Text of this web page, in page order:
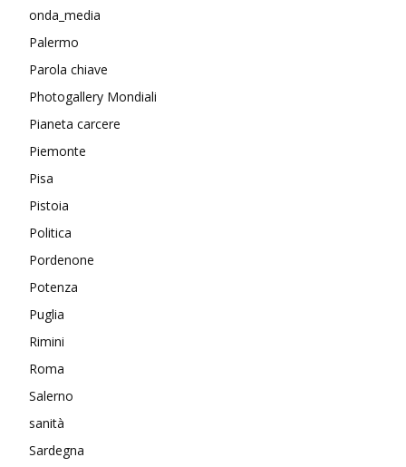
onda_media
Palermo
Parola chiave
Photogallery Mondiali
Pianeta carcere
Piemonte
Pisa
Pistoia
Politica
Pordenone
Potenza
Puglia
Rimini
Roma
Salerno
sanità
Sardegna